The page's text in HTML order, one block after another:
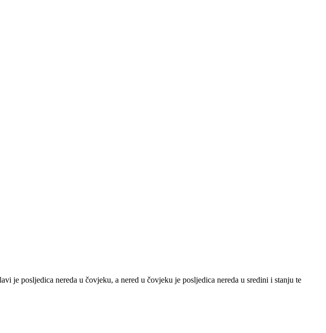
je posljedica nereda u čovjeku, a nered u čovjeku je posljedica nereda u sredini i stanju te